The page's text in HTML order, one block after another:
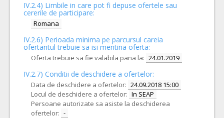
IV.2.4) Limbile in care pot fi depuse ofertele sau
cererile de participare:
Romana
IV.2.6) Perioada minima pe parcursul careia
ofertantul trebuie sa isi mentina oferta:
Oferta trebuie sa fie valabila pana la: 24.01.2019
IV.2.7) Conditii de deschidere a ofertelor:
Data de deschidere a ofertelor: 24.09.2018 15:00
Locul de deschidere a ofertelor: In SEAP
Persoane autorizate sa asiste la deschiderea
ofertelor: -